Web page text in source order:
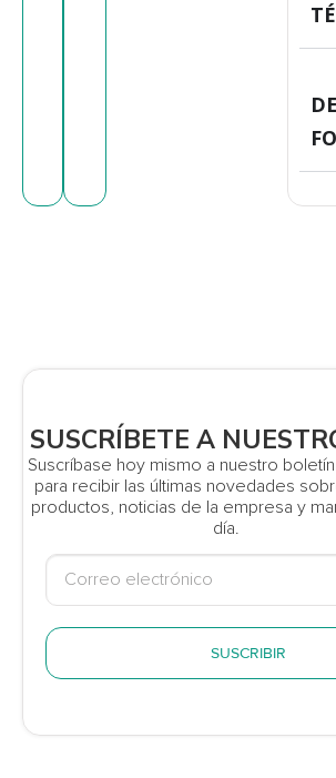
SUSCRÍBETE A
Suscríbase hoy mismo a nuestro
para recibir las últimas novedades
productos, noticias de la empresa y
día.
SUSCRIBIR